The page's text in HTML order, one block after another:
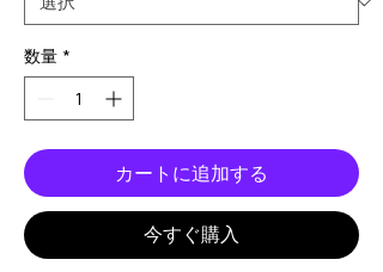
数量 *
カートに追加する
今すぐ購入